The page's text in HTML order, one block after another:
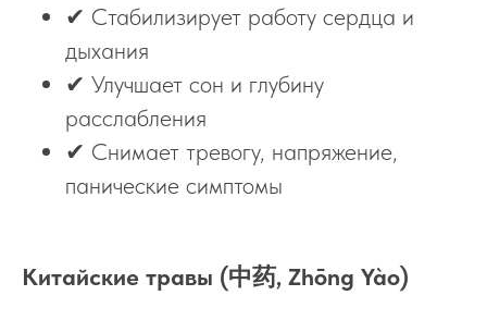
✔ Стабилизирует работу сердца и
дыхания
✔ Улучшает сон и глубину
расслабления
✔ Снимает тревогу, напряжение,
панические симптомы
Китайские травы (中药, Zhōng Yào)